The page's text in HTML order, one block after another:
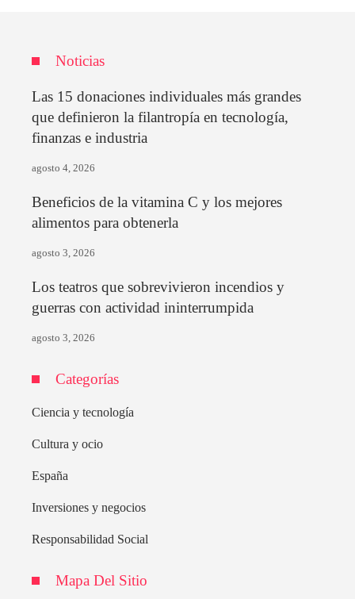
Noticias
Las 15 donaciones individuales más grandes
que definieron la filantropía en tecnología,
finanzas e industria
agosto 4, 2026
Beneficios de la vitamina C y los mejores
alimentos para obtenerla
agosto 3, 2026
Los teatros que sobrevivieron incendios y
guerras con actividad ininterrumpida
agosto 3, 2026
Categorías
Ciencia y tecnología
Cultura y ocio
España
Inversiones y negocios
Responsabilidad Social
Mapa Del Sitio